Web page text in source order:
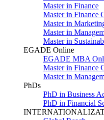
Master in Finance
Master in Finance
Master in
Master in
Master in
EGADE Online
EGADE MBA
Master in Finance
Master in
PhDs
PhD in Business
PhD in Financial